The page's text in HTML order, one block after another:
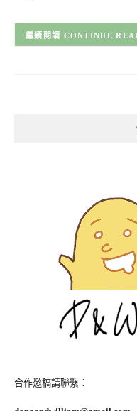
CONTINUE
合作邀稿請聯繫：